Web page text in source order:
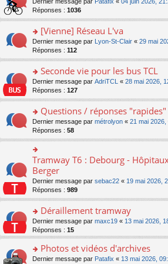
nt
s
ré
e
nt
n
lu
le
pl
u
s
ré
e
nt
e
n
o
n
lu
le
pl
u
s
ré
c
nt
e
s
s
a
g
e
n
lu
le
pl
u
s
ré
nt
n
s
ult
er
le
m
e
s
s
a
g
n
o
n
lu
le
u
s
ré
nt
Réponses : 1036
o
n
s
ult
er
le
m
e
s
s
a
g
e
n
o
n
lu
le
pl
u
s
ré
c
nt
[Vienne] Réseau L'va
Dernier message par Lyon-St-Clair « 29 mai
Réponses : 112
o
n
s
ult
er
le
m
e
s
a
g
e
n
lu
le
pl
u
s
Seconde vie pour les bus TCL
Dernier message par AdriTCL « 28 mai 2026,
Réponses : 127
o
n
s
ult
er
le
m
e
s
s
a
g
e
n
o
n
Questions / réponses "rapides"
Dernier message par métrolyon « 21 mai 2026,
Réponses : 58
o
n
ult
er
le
m
e
s
s
a
g
Tramway T6 : Debourg -
Berger
Dernier message par sebac22 « 19 mai 2026,
Réponses : 989
o
n
s
ult
er
Déraillement tramway
Dernier message par maxc19 « 13 mai 2026,
Réponses : 15
o
Photos et vidéos d'archives
Dernier message par Patafix « 13 mai 2026,